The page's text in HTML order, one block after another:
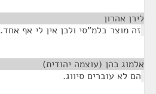
לירן אהרון
זה מוצר בלמ"סי ולכן אין לי אף אחד.
אלמוג כהן (עוצמה יהודית)
הם לא עוברים סיווג.